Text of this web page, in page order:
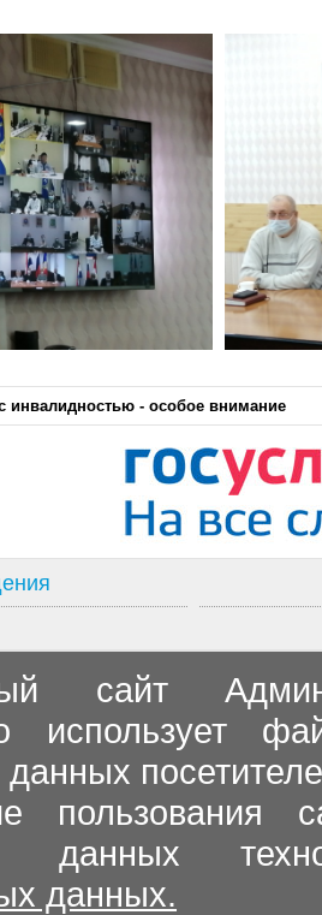
инвалидностью - особое внимание
сайт
использует
данных
пользования
данных
данных.